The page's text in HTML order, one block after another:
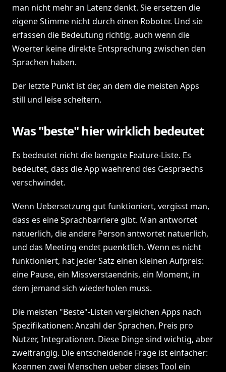
man nicht mehr an Latenz denkt. Sie ersetzen die
eigene Stimme nicht durch einen Roboter. Und sie
erfassen die Bedeutung richtig, auch wenn die
Woerter keine direkte Entsprechung zwischen den
Sprachen haben.
Der letzte Punkt ist der, an dem die meisten Apps
still und leise scheitern.
Was "beste" hier wirklich bedeutet
Es bedeutet nicht die laengste Feature-Liste. Es
bedeutet, dass die App waehrend des Gespraechs
verschwindet.
Wenn Uebersetzung gut funktioniert, vergisst man,
dass es eine Sprachbarriere gibt. Man antwortet
natuerlich, die andere Person antwortet natuerlich,
und das Meeting endet puenktlich. Wenn es nicht
funktioniert, hat jeder Satz einen kleinen Aufpreis:
eine Pause, ein Missverstaendnis, ein Moment, in
dem jemand sich wiederholen muss.
Die meisten "Beste"-Listen vergleichen Apps nach
Spezifikationen: Anzahl der Sprachen, Preis pro
Nutzer, Integrationen. Diese Dinge sind wichtig, aber
zweitrangig. Die entscheidende Frage ist einfacher:
Koennen zwei Menschen ueber dieses Tool ein